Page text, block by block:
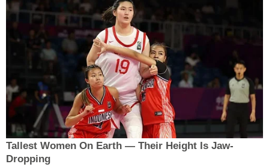
Tallest Women On Earth — Their Height Is Jaw-
Dropping